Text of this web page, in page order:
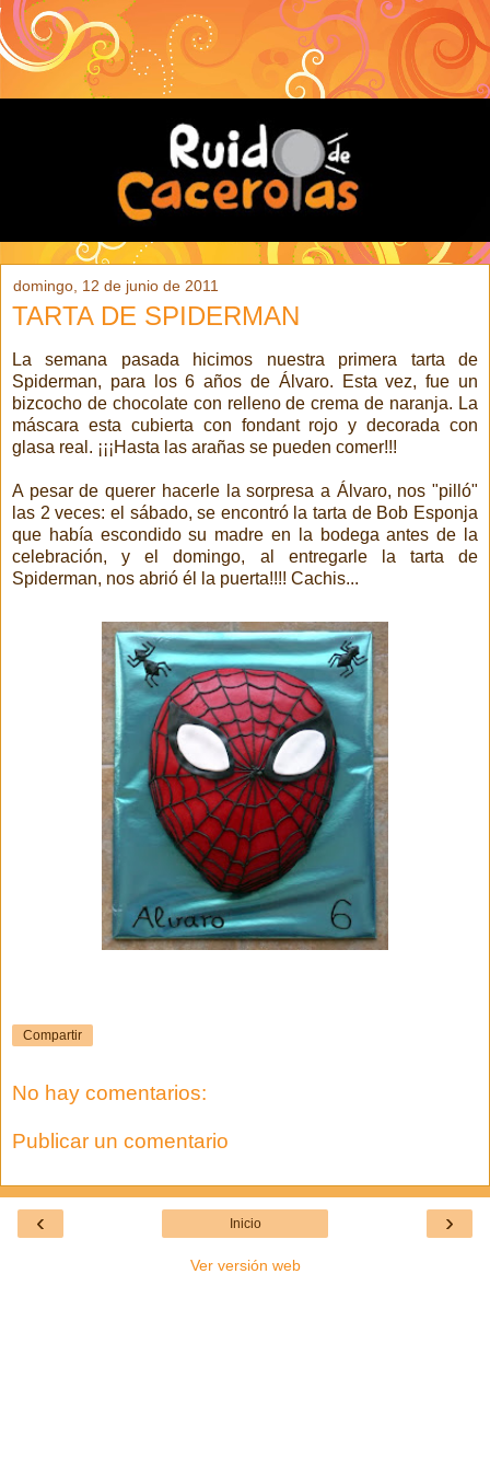
domingo, 12 de junio de 2011
TARTA DE SPIDERMAN
La semana pasada hicimos nuestra primera tarta de
Spiderman, para los 6 años de Álvaro. Esta vez, fue un
bizcocho de chocolate con relleno de crema de naranja. La
máscara esta cubierta con fondant rojo y decorada con
glasa real. ¡¡¡Hasta las arañas se pueden comer!!!
A pesar de querer hacerle la sorpresa a Álvaro, nos "pilló"
las 2 veces: el sábado, se encontró la tarta de Bob Esponja
que había escondido su madre en la bodega antes de la
celebración, y el domingo, al entregarle la tarta de
Spiderman, nos abrió él la puerta!!!! Cachis...
Compartir
No hay comentarios:
Publicar un comentario
‹ ›
Inicio
Ver versión web